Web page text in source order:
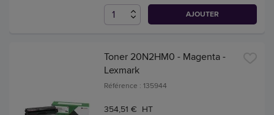
AJOUTER
Toner 20N2HM0 - Magenta -
Lexmark
Référence : 135944
354,51 € HT